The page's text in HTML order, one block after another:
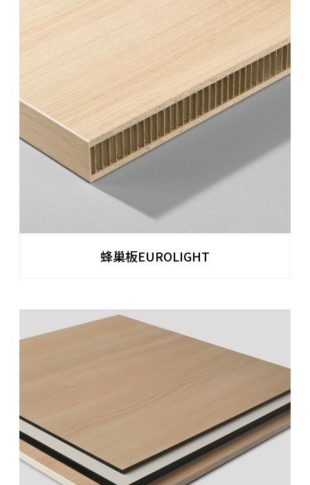
蜂巢板EUROLIGHT